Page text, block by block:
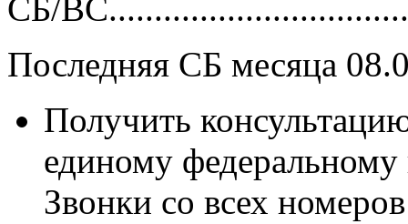
СБ/
Последняя СБ месяца
Получить
единому
Звонки со всех